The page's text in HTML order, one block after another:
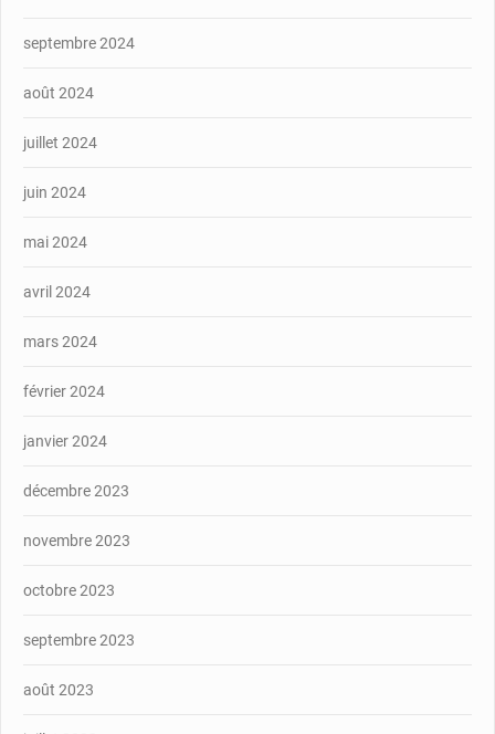
septembre 2024
août 2024
juillet 2024
juin 2024
mai 2024
avril 2024
mars 2024
février 2024
janvier 2024
décembre 2023
novembre 2023
octobre 2023
septembre 2023
août 2023